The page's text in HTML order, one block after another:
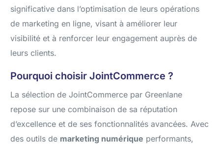
significative dans l’optimisation de leurs opérations
de marketing en ligne, visant à améliorer leur
visibilité et à renforcer leur engagement auprès de
leurs clients.
Pourquoi choisir JointCommerce ?
La sélection de JointCommerce par Greenlane
repose sur une combinaison de sa réputation
d’excellence et de ses fonctionnalités avancées. Avec
des outils de marketing numérique performants,